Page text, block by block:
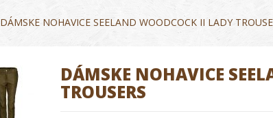
DÁMSKE NOHAVICE SEELAND WOODCOCK II LADY
DÁMSKE NOHAVICE
TROUSERS